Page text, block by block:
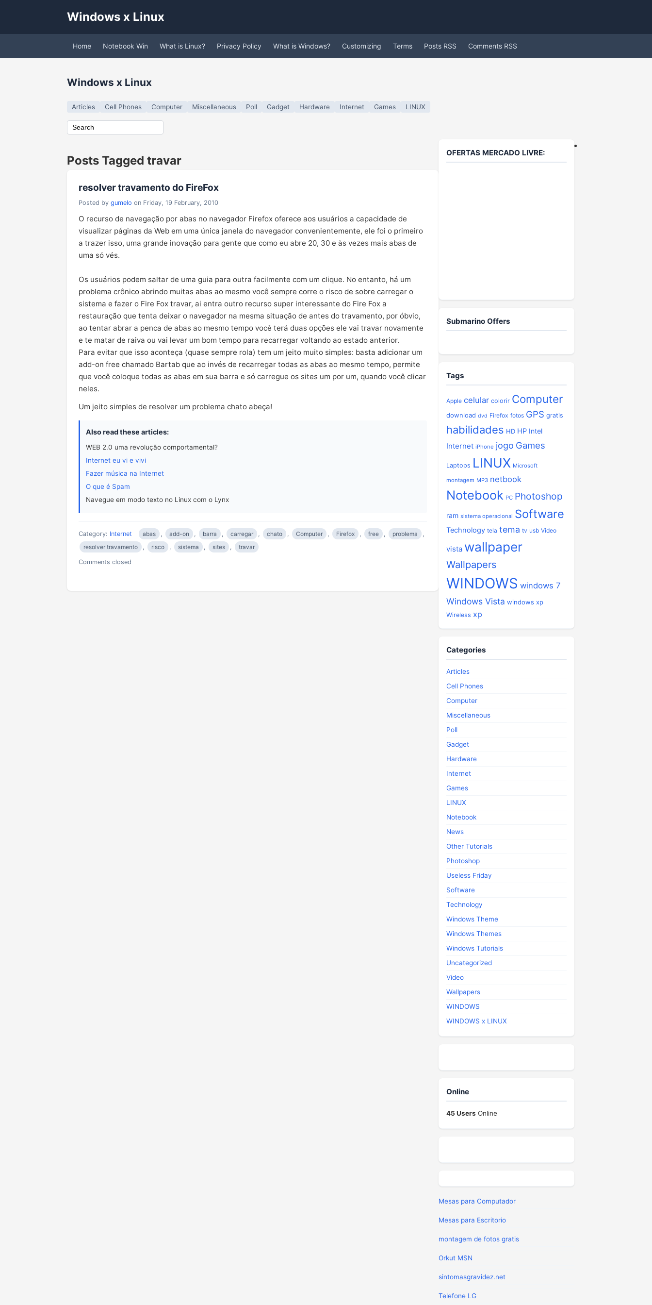
Windows x Linux
Home Notebook Win What is Linux? Privacy Policy What is Windows? Customizing Terms Posts RSS Comments RSS
Windows x Linux
Articles Cell Phones Computer Miscellaneous Poll Gadget Hardware Internet Games LINUX
Posts Tagged travar
resolver travamento do FireFox
Posted by gumelo on Friday, 19 February, 2010
O recurso de navegação por abas no navegador Firefox oferece aos usuários a capacidade de
visualizar páginas da Web em uma única janela do navegador convenientemente, ele foi o primeiro
a trazer isso, uma grande inovação para gente que como eu abre 20, 30 e às vezes mais abas de
uma só vés.
Os usuários podem saltar de uma guia para outra facilmente com um clique. No entanto, há um
problema crônico abrindo muitas abas ao mesmo você sempre corre o risco de sobre carregar o
sistema e fazer o Fire Fox travar, ai entra outro recurso super interessante do Fire Fox a
restauração que tenta deixar o navegador na mesma situação de antes do travamento, por óbvio,
ao tentar abrar a penca de abas ao mesmo tempo você terá duas opções ele vai travar novamente
e te matar de raiva ou vai levar um bom tempo para recarregar voltando ao estado anterior.
Para evitar que isso aconteça (quase sempre rola) tem um jeito muito simples: basta adicionar um
add-on free chamado Bartab que ao invés de recarregar todas as abas ao mesmo tempo, permite
que você coloque todas as abas em sua barra e só carregue os sites um por um, quando você clicar
neles.
Um jeito simples de resolver um problema chato abeça!
Also read these articles:
WEB 2.0 uma revolução comportamental?
Internet eu vi e vivi
Fazer música na Internet
O que é Spam
Navegue em modo texto no Linux com o Lynx
Category: Internet abas , add-on , barra , carregar , chato , Computer , Firefox , free , problema
,
resolver travamento
, risco , sistema , sites , travar
Comments closed
OFERTAS MERCADO LIVRE:
Submarino Offers
Tags
Apple celular colorir Computer
download dvd Firefox fotos GPS gratis
habilidades HD HP Intel
Internet iPhone jogo Games
Laptops LINUX Microsoft
montagem MP3 netbook
Notebook PC Photoshop
ram sistema operacional Software
Technology tela tema tv usb Video
vista wallpaper
Wallpapers
WINDOWS windows 7
Windows Vista windows xp
Wireless xp
Categories
Articles
Cell Phones
Computer
Miscellaneous
Poll
Gadget
Hardware
Internet
Games
LINUX
Notebook
News
Other Tutorials
Photoshop
Useless Friday
Software
Technology
Windows Theme
Windows Themes
Windows Tutorials
Uncategorized
Video
Wallpapers
WINDOWS
WINDOWS x LINUX
Online
45 Users Online
Mesas para Computador
Mesas para Escritorio
montagem de fotos gratis
Orkut MSN
sintomasgravidez.net
Telefone LG